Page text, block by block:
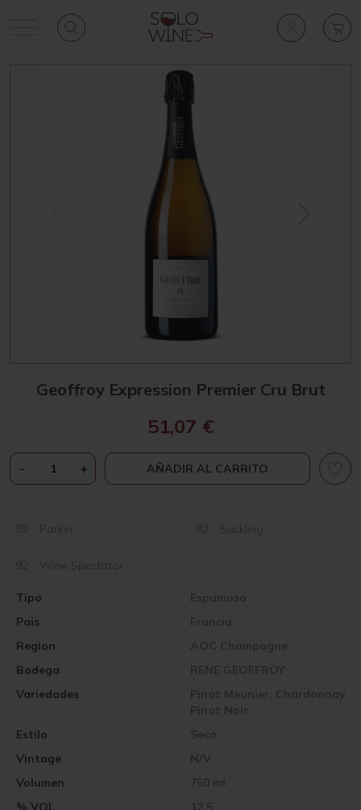
Geoffroy Expression Premier Cru Brut
Parker Suckling
Wine Spectator
Pais Francia
Vintage N/V
Region AOC Champagne
Volumen 750 ml
Bodega RENE GEOFFROY
% VOL 12,5
Variedades
Pinot Meunier, Chardonnay,
Pinot Noir
Tipo Espumoso
Estilo Seco
51,07 €
-GEOFFROY
EXPRESSION
BRUT
+ AÑADIR AL CARRITO